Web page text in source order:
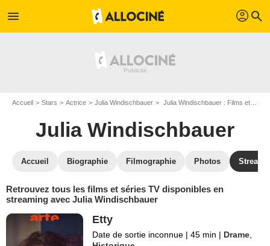
menu profil search
Accueil Stars Actrice Julia Windischbauer Julia Windischbauer : Films et séries online
Julia Windischbauer
Accueil Biographie Filmographie Photos
Retrouvez tous les films et séries TV disponibles en
streaming avec Julia Windischbauer
Etty
Date de sortie inconnue | 45 min | Drame